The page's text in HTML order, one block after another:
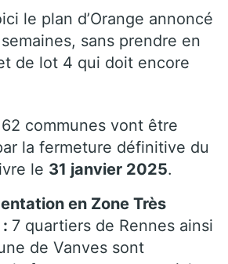
le plan d’Orange annoncé
sans prendre en
de lot 4 qui doit encore
communes vont être
la fermeture définitive du
le 31 janvier 2025.
en Zone Très
7 quartiers de Rennes ainsi
de Vanves sont